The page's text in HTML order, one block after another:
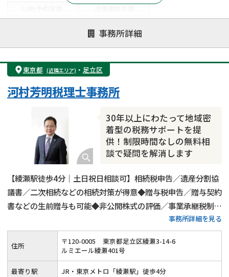
遺言書作成・遺言執行
相続放棄
相続登記
遺産分割
遺留分侵害額請求
相続税申告
相続手続き
銀行手続き
成年後見・任意後見
贈与税
相続財産調査
相続トラブル
事務所詳細
東京都 (近隣エリア) ・ 足立区
30年以上にわたって地域密
着型の税務サポートを提
供！制限時間なしの無料相
談で疑問を解消します
河村芳明税理士事務所
【綾瀬駅徒歩4分｜土日祝日相談可】相続税申告／遺産分割協
議書／二次相続などの相続対策が得意◆贈与税申告／贈与契約
書などの生前贈与も可能◆非公開株式の評価／事業承継税制の
対応も実施◆20年以上の経験がある代表税理士が相続税申
告・生前対策・事業承継など相続全般についてサポートいたし
ます。
事務所詳細を見る
住所 〒120-0005
東京都足立区綾瀬3-14-6
ルミエール綾瀬401号
最寄り駅 JR・東京メトロ「綾瀬駅」徒歩4分